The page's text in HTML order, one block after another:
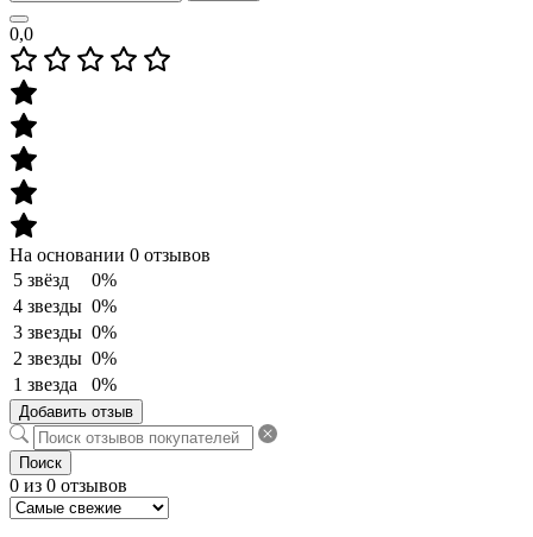
0,0
На основании 0 отзывов
5 звёзд
0%
4 звезды 0%
3 звезды 0%
2 звезды 0%
1 звезда
0%
Добавить отзыв
Поиск
0 из 0 отзывов